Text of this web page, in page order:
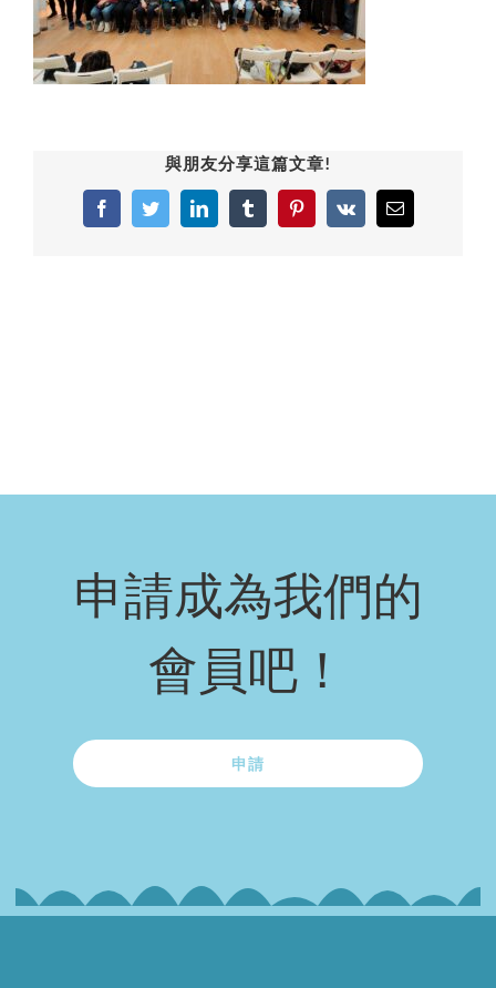
與朋友分享這篇文章!
FacebookTwitterLinkedInTumblrPinterest
Vk Email:
申請成為我們的
會員吧！
申請